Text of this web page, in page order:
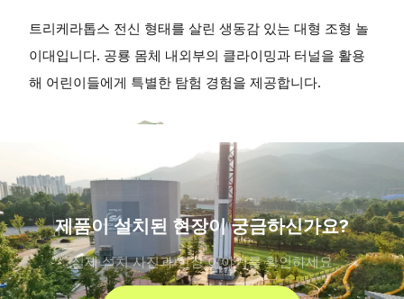
트리케라톱스 전신 형태를 살린 생동감 있는 대형 조형 놀
이대입니다. 공룡 몸체 내외부의 클라이밍과 터널을 활용
해 어린이들에게 특별한 탐험 경험을 제공합니다.
제품이 설치된 현장이 궁금하신가요?
실제 설치 사진과 현장 이야기를 확인하세요